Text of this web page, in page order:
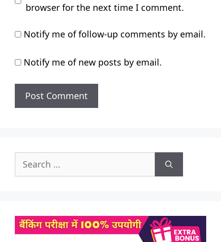
browser for the next time I comment.
Notify me of follow-up comments by email.
Notify me of new posts by email.
for: